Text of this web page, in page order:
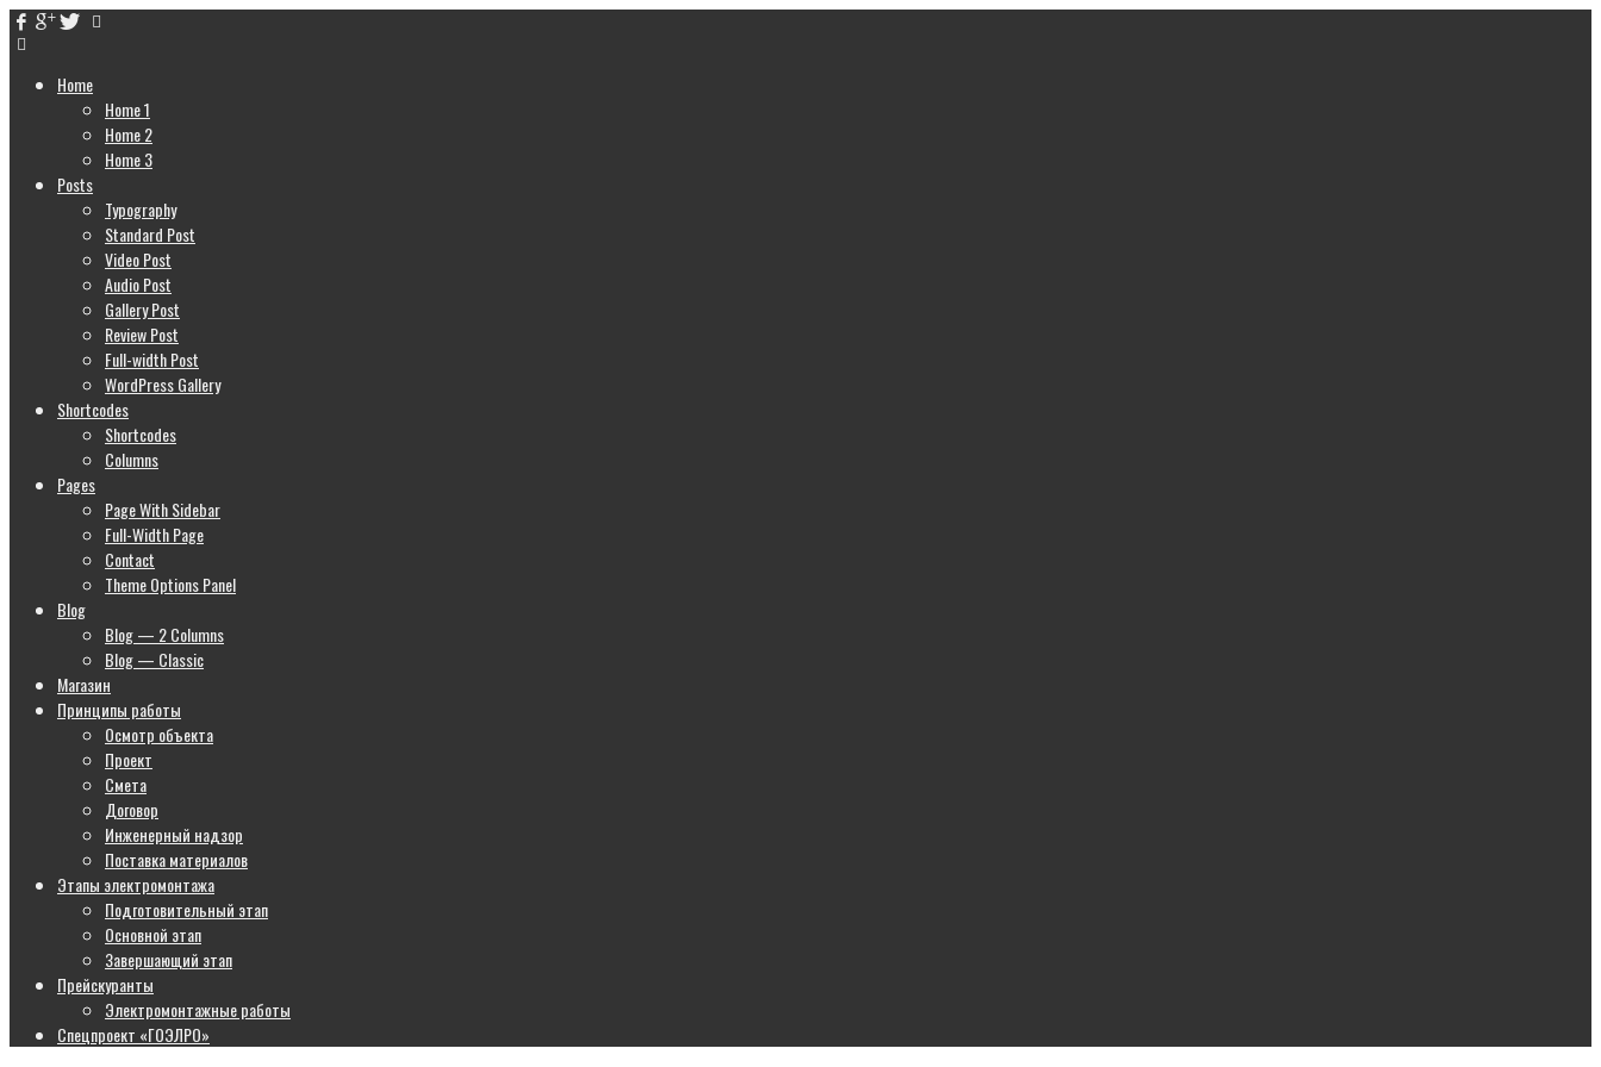
Home
Home 1
Home 2
Home 3
Posts
Typography
Standard Post
Video Post
Audio Post
Gallery Post
Review Post
Full-width Post
WordPress Gallery
Shortcodes
Shortcodes
Columns
Pages
Page With Sidebar
Full-Width Page
Contact
Theme Options Panel
Blog
Blog — 2 Columns
Blog — Classic
Магазин
Принципы работы
Осмотр объекта
Проект
Смета
Договор
Инженерный надзор
Поставка материалов
Этапы электромонтажа
Подготовительный этап
Основной этап
Завершающий этап
Прейскуранты
Электромонтажные работы
Спецпроект «ГОЭЛРО»